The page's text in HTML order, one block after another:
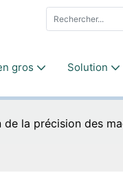
gros Solution
de la précision des